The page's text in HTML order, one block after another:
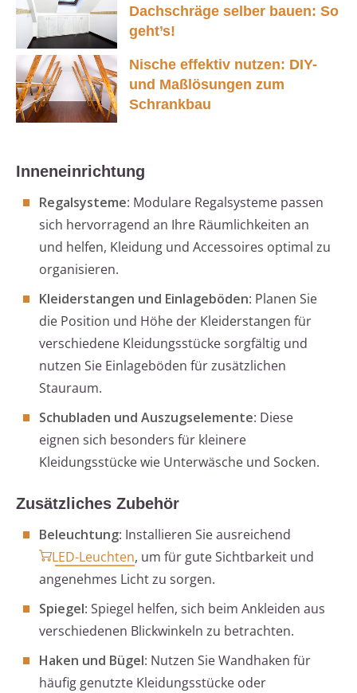
Dachschräge selber bauen: So
geht’s!
Nische effektiv nutzen: DIY-
und Maßlösungen zum
Schrankbau
Inneneinrichtung
Regalsysteme: Modulare Regalsysteme passen
sich hervorragend an Ihre Räumlichkeiten an
und helfen, Kleidung und Accessoires optimal zu
organisieren.
Kleiderstangen und Einlageböden: Planen Sie
die Position und Höhe der Kleiderstangen für
verschiedene Kleidungsstücke sorgfältig und
nutzen Sie Einlageböden für zusätzlichen
Stauraum.
Schubladen und Auszugselemente: Diese
eignen sich besonders für kleinere
Kleidungsstücke wie Unterwäsche und Socken.
Zusätzliches Zubehör
Beleuchtung: Installieren Sie ausreichend
LED-Leuchten, um für gute Sichtbarkeit und
angenehmes Licht zu sorgen.
Spiegel: Spiegel helfen, sich beim Ankleiden aus
verschiedenen Blickwinkeln zu betrachten.
Haken und Bügel: Nutzen Sie Wandhaken für
häufig genutzte Kleidungsstücke oder